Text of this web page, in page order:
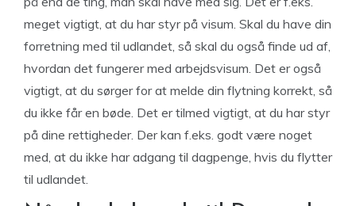
meget vigtigt, at du har styr på visum. Skal du have din
forretning med til udlandet, så skal du også finde ud af,
hvordan det fungerer med arbejdsvisum. Det er også
vigtigt, at du sørger for at melde din flytning korrekt, så
du ikke får en bøde. Det er tilmed vigtigt, at du har styr
på dine rettigheder. Der kan f.eks. godt være noget
med, at du ikke har adgang til dagpenge, hvis du flytter
til udlandet.